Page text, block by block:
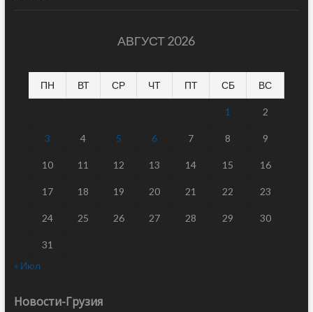
АВГУСТ 2026
ПН ВТ СР ЧТ ПТ СБ ВС
1 2
3 4 5 6 7 8 9
10 11 12 13 14 15 16
17 18 19 20 21 22 23
24 25 26 27 28 29 30
31
« Июл
Новости-Грузия